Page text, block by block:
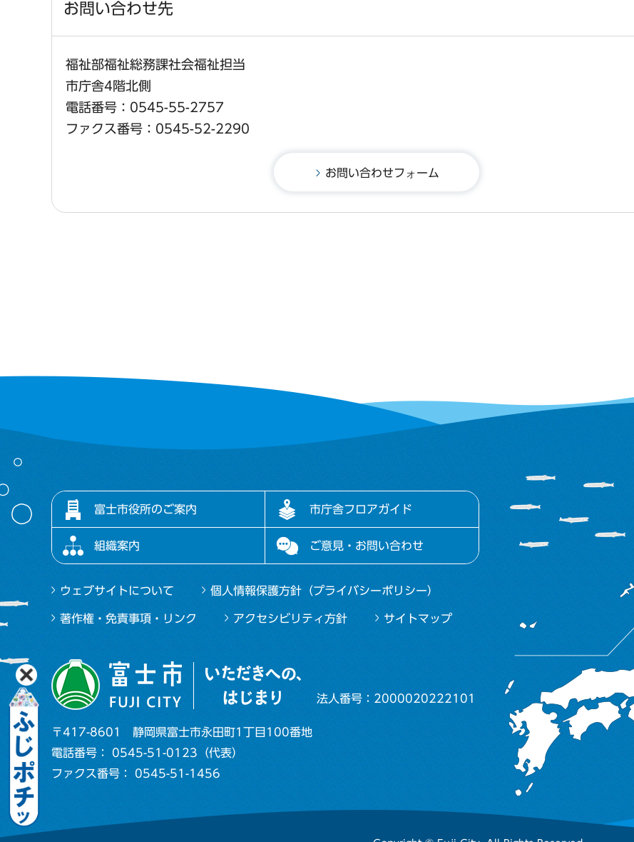
お問い合わせ先
福祉部福祉総務課社会福祉担当
市庁舎4階北側
電話番号：0545-55-2757
ファクス番号：0545-52-2290
富士市役所のご案内 市庁舎フロアガイド
組織案内 ご意見・お問い合わせ
ウェブサイトについて 個人情報保護方針（プライバシーポリシー）
著作権・免責事項・リンク アクセシビリティ方針 サイトマップ
法人番号：2000020222101
〒417-8601 静岡県富士市永田町1丁目100番地
電話番号： 0545-51-0123（代表）
ファクス番号： 0545-51-1456